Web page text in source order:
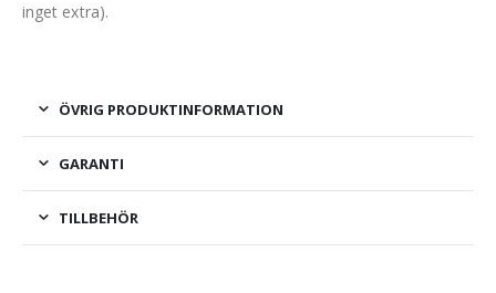
inget extra).
ÖVRIG PRODUKTINFORMATION
GARANTI
TILLBEHÖR